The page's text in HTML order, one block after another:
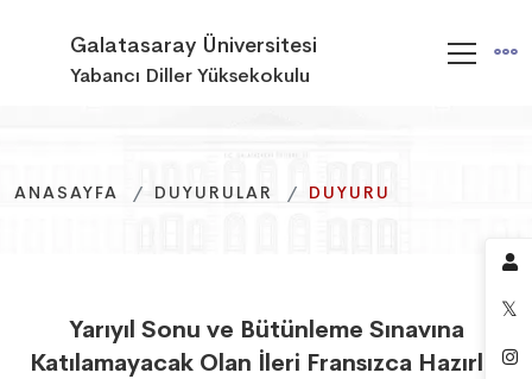
Galatasaray Üniversitesi
Yabancı Diller Yüksekokulu
ANASAYFA DUYURULAR DUYURU
ANASAYFA DUYURULAR DUYURU
ANASAYFA DUYURULAR DUYURU
Yarıyıl Sonu ve Bütünleme Sınavına
Katılamayacak Olan İleri Fransızca Hazırlık